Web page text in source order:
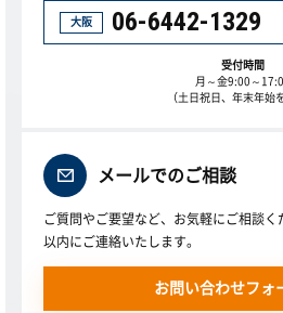
大阪 06-6442-1329
受付時間
月～金9:00～
（土日祝日、年末年始
メールでのご相談
ご質問やご要望など、お気軽にご相談く
以内にご連絡いたします。
お問い合わせフォ